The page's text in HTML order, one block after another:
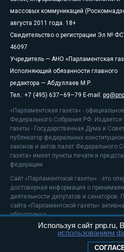
массовых коммуникаций
августа 2011 года. 18+
Свидетельство о регистрации Эл №
46097
Учредитель — АНО «Парламентская
Исполняющий обязанности главного
редактора — Абдуллаев М.Р.
Тел.: +7 (495) 637–69–79 E-mail:
«Парламентская газета» -
Федерального Собрания РФ. Издается
газеты - Государственная Дума и
публикатор федеральных
законов и актов палат Федерального
газета» имеет пункты печати и
федерации.
Сайт «Парламентской газеты» - это
достоверная информация о
деятельности депутатов и сенаторов.
сайта «Парламентской газеты»
обязательна.
На информационном ресурсе
Положение о защите персональных
Используя сайт pnp.ru,
использованием